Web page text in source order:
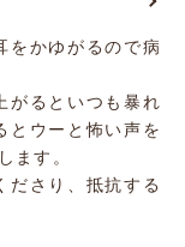
をかゆがるので病
がるといつも暴れ
とウーと怖い声を
ます。
ださり、抵抗する